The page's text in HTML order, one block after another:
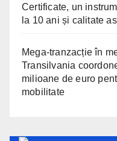
Certificate, un
la 10 ani și calitate
Mega-tranzacție în
Transilvania
milioane de euro
mobilitate